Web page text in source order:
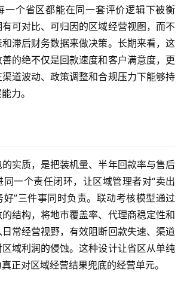
一个省区都能在同一套评价逻辑下被衡
可对比、可归因的区域经营视图，而不
滞后财务数据来做决策。长期来看，这
的绝不仅是回款速度和客户满意度，更
道波动、政策调整和合规压力下能够持
力。
实质，是把装机量、半年回款率与售后
一个责任闭环，让区域管理者对“卖出
”三件事同时负责。联动考核模型通过
结构，将地市覆盖率、代理商稳定性和
常经营视野，有效阻断回款失速、渠道
域利润的侵蚀。这种设计让省区从单纯
正对区域经营结果兜底的经营单元。